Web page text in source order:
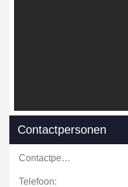
Contactpersonen
Contactpersonen:
Telefoon: